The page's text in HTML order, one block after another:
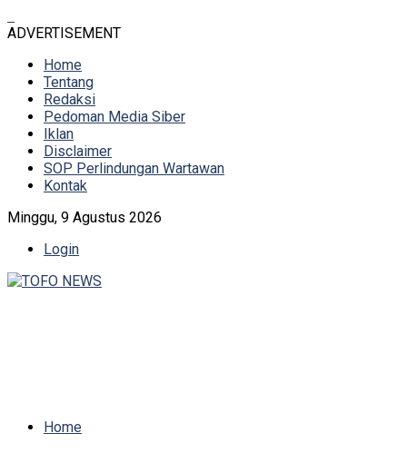
ADVERTISEMENT
Home
Tentang
Redaksi
Pedoman Media Siber
Iklan
Disclaimer
SOP Perlindungan Wartawan
Kontak
Minggu, 9 Agustus 2026
Login
Home